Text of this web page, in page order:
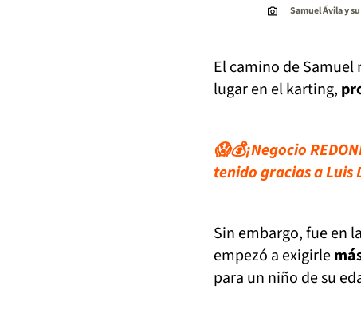
Samuel Ávila y
El camino de Samuel
lugar en el karting,
😱💰¡Negocio
tenido gracias a Luis
Sin embargo, fue en
empezó a exigirle
para un niño de su